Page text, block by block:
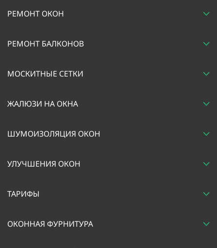
РЕМОНТ ОКОН
РЕМОНТ БАЛКОНОВ
МОСКИТНЫЕ СЕТКИ
ЖАЛЮЗИ НА ОКНА
ШУМОИЗОЛЯЦИЯ ОКОН
УЛУЧШЕНИЯ ОКОН
ТАРИФЫ
ОКОННАЯ ФУРНИТУРА